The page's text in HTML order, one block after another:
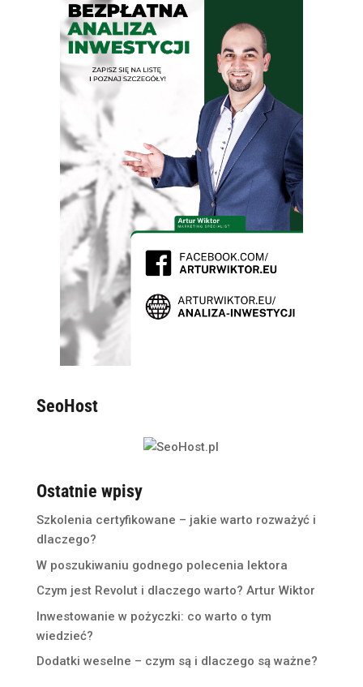
SeoHost
Ostatnie wpisy
Szkolenia certyfikowane – jakie warto rozważyć i
dlaczego?
W poszukiwaniu godnego polecenia lektora
Czym jest Revolut i dlaczego warto? Artur Wiktor
Inwestowanie w pożyczki: co warto o tym
wiedzieć?
Dodatki weselne – czym są i dlaczego są ważne?